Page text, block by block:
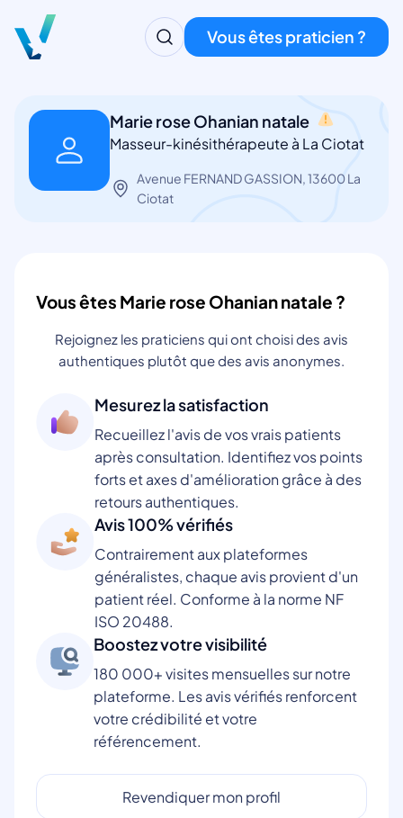
Vous êtes praticien ?
Marie rose Ohanian natale
Masseur-kinésithérapeute à La Ciotat
Avenue FERNAND GASSION, 13600 La
Ciotat
Vous êtes Marie rose Ohanian natale ?
Rejoignez les praticiens qui ont choisi des avis
authentiques plutôt que des avis anonymes.
Mesurez la satisfaction
Recueillez l'avis de vos vrais patients
après consultation. Identifiez vos points
forts et axes d'amélioration grâce à des
retours authentiques.
Avis 100% vérifiés
Contrairement aux plateformes
généralistes, chaque avis provient d'un
patient réel. Conforme à la norme NF
ISO 20488.
Boostez votre visibilité
180 000+ visites mensuelles sur notre
plateforme. Les avis vérifiés renforcent
votre crédibilité et votre
référencement.
Revendiquer mon profil